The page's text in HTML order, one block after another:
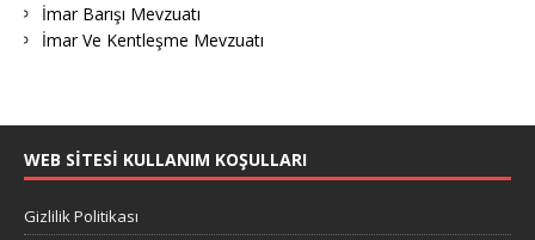
İmar Barışı Mevzuatı
İmar Ve Kentleşme Mevzuatı
WEB SITESI KULLANIM KOŞULLARI
Gizlilik Politikası